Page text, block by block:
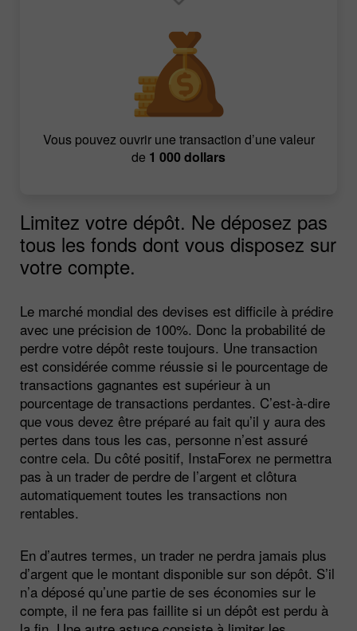
Vous pouvez ouvrir une transaction d’une valeur
de 1 000 dollars
Limitez votre dépôt. Ne déposez pas
tous les fonds dont vous disposez sur
votre compte.
Le marché mondial des devises est difficile à prédire
avec une précision de 100%. Donc la probabilité de
perdre votre dépôt reste toujours. Une transaction
est considérée comme réussie si le pourcentage de
transactions gagnantes est supérieur à un
pourcentage de transactions perdantes. C’est-à-dire
que vous devez être préparé au fait qu’il y aura des
pertes dans tous les cas, personne n’est assuré
contre cela. Du côté positif, InstaForex ne permettra
pas à un trader de perdre de l’argent et clôtura
automatiquement toutes les transactions non
rentables.
En d’autres termes, un trader ne perdra jamais plus
d’argent que le montant disponible sur son dépôt. S’il
n’a déposé qu’une partie de ses économies sur le
compte, il ne fera pas faillite si un dépôt est perdu à